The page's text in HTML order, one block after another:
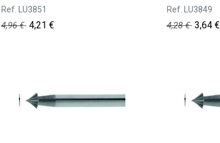
Ref. LU3851
4,96€ 4,21 €
Ref. LU3849
4,28€ 3,64€